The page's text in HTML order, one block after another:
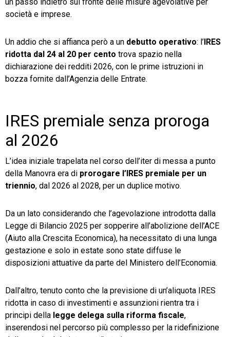
un passo indietro sul fronte delle misure agevolative per
società e imprese.
Un addio che si affianca però a un debutto operativo: l’ IRES
ridotta dal 24 al 20 per cento trova spazio nella
dichiarazione dei redditi 2026, con le prime istruzioni in
bozza fornite dall’Agenzia delle Entrate.
IRES premiale senza proroga
al 2026
L’idea iniziale trapelata nel corso dell’iter di messa a punto
della Manovra era di prorogare l’IRES premiale per un
triennio, dal 2026 al 2028, per un duplice motivo.
Da un lato considerando che l’agevolazione introdotta dalla
Legge di Bilancio 2025 per sopperire all’abolizione dell’ACE
(Aiuto alla Crescita Economica), ha necessitato di una lunga
gestazione e solo in estate sono state diffuse le
disposizioni attuative da parte del Ministero dell’Economia.
Dall’altro, tenuto conto che la previsione di un’aliquota IRES
ridotta in caso di investimenti e assunzioni rientra tra i
principi della legge delega sulla riforma fiscale,
inserendosi nel percorso più complesso per la ridefinizione